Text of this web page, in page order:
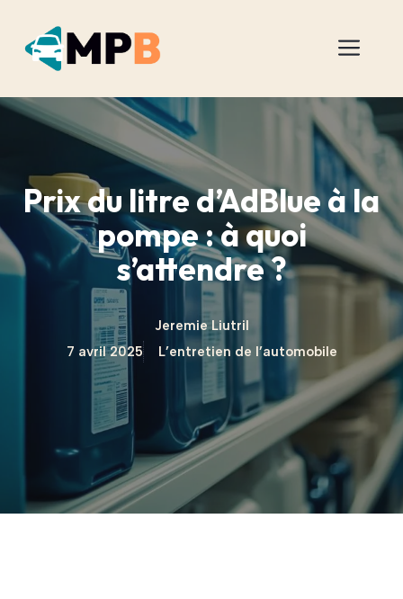
contenu
Prix du litre d’AdBlue à la
pompe : à quoi
s’attendre ?
Jeremie Liutril
7 avril 2025
L’entretien de l’automobile